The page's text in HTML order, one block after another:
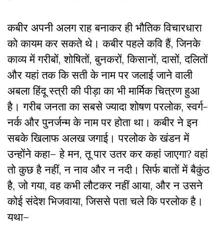
कबीर अपनी अलग राह बनाकर ही भौतिक विचारधारा
को कायम कर सकते थे। कबीर पहले कवि हैं, जिनके
काव्य में गरीबों, शोषितों, बुनकरों, किसानों, दासों, दलितों
और यहां तक कि सती के नाम पर जलाई जाने वाली
अबला हिंदू स्त्री की पीड़ा का भी मार्मिक चित्रण हुआ
है। गरीब जनता का सबसे ज्यादा शोषण परलोक, स्वर्ग-
नर्क और पुनर्जन्म के नाम पर होता था। कबीर ने इन
सबके खिलाफ अलख जगाई। परलोक के खंडन में
उन्होंने कहा– हे मन, तू पार उतर कर कहां जाएगा? वहां
तो कुछ है नहीं, न नाव और न नदी। सिर्फ बातों में बैकुंठ
है, जो गया, वह कभी लौटकर नहीं आया, और न उसने
कोई संदेश भिजवाया, जिससे पता चले कि परलोक है।
यथा–